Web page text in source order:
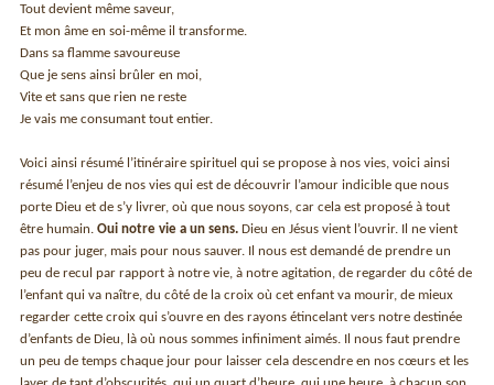
Tout devient même saveur,
Et mon âme en soi-même il transforme.
Dans sa flamme savoureuse
Que je sens ainsi brûler en moi,
Vite et sans que rien ne reste
Je vais me consumant tout entier.
Voici ainsi résumé l’itinéraire spirituel qui se propose à nos vies, voici ainsi
résumé l’enjeu de nos vies qui est de découvrir l’amour indicible que nous
porte Dieu et de s’y livrer, où que nous soyons, car cela est proposé à tout
être humain.Oui notre vie a un sens. Dieu en Jésus vient l’ouvrir. Il ne vient
pas pour juger, mais pour nous sauver. Il nous est demandé de prendre un
peu de recul par rapport à notre vie, à notre agitation, de regarder du côté de
l’enfant qui va naître, du côté de la croix où cet enfant va mourir, de mieux
regarder cette croix qui s’ouvre en des rayons étincelant vers notre destinée
d’enfants de Dieu, là où nous sommes infiniment aimés. Il nous faut prendre
un peu de temps chaque jour pour laisser cela descendre en nos cœurs et les